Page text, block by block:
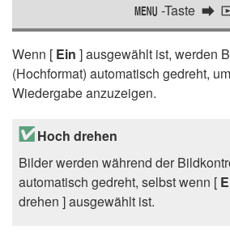
G -Taste
Wenn [ Ein ] ausgewählt ist, werden
(Hochformat) automatisch gedreht,
Wiedergabe anzuzeigen.
Hoch drehen
Bilder werden während der
automatisch gedreht, selbst wenn [
drehen ] ausgewählt ist.